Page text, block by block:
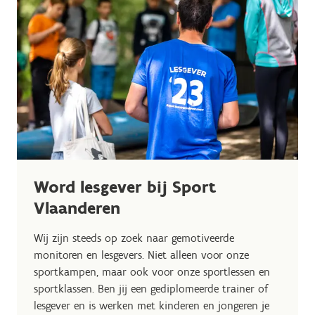
Word lesgever bij Sport
Vlaanderen
Wij zijn steeds op zoek naar gemotiveerde
monitoren en lesgevers. Niet alleen voor onze
sportkampen, maar ook voor onze sportlessen en
sportklassen. Ben jij een gediplomeerde trainer of
lesgever en is werken met kinderen en jongeren je